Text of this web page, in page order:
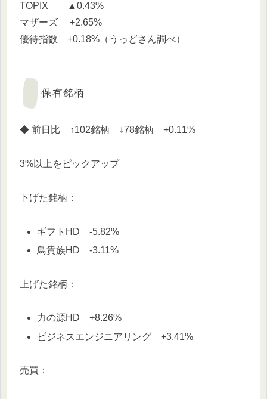
TOPIX ▲0.43%
マザーズ +2.65%
優待指数 +0.18%（うっどさん調べ）
保有銘柄
◆ 前日比 ↑102銘柄 ↓78銘柄 +0.11%
3%以上をピックアップ
下げた銘柄：
ギフトHD -5.82%
鳥貴族HD -3.11%
上げた銘柄：
力の源HD +8.26%
ビジネスエンジニアリング +3.41%
売買：